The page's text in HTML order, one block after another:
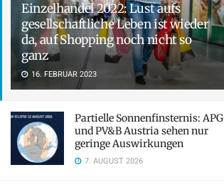
Einzelhandel 2022: Lust aufs
gesellschaftliche Leben ist wieder
da, auf Shopping noch nicht so
ganz
16. FEBRUAR 2023
Partielle Sonnenfinsternis: APG
und PV&B Austria sehen nur
geringe Auswirkungen
7. AUGUST 2026